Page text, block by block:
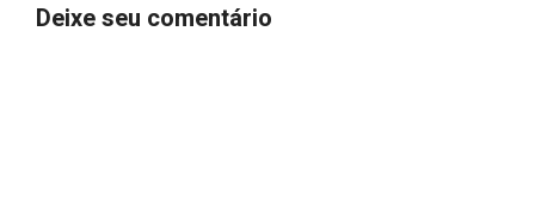
Deixe seu comentário